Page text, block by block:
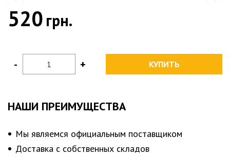
520 грн.
+
- КУПИТЬ
НАШИ ПРЕИМУЩЕСТВА
Мы являемся официальным поставщиком
Доставка с собственных складов